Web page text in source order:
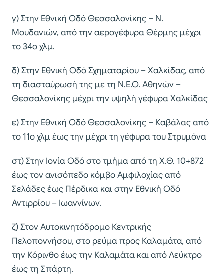
γ) Στην Εθνική Οδό Θεσσαλονίκης – Ν.
Μουδανιών, από την αερογέφυρα Θέρμης μέχρι
το 34ο χλμ.
δ) Στην Εθνική Οδό Σχηματαρίου – Χαλκίδας, από
τη διασταύρωσή της με τη Ν.Ε.Ο. Αθηνών –
Θεσσαλονίκης μέχρι την υψηλή γέφυρα Χαλκίδας
ε) Στην Εθνική Οδό Θεσσαλονίκης – Καβάλας από
το 11ο χλμ έως την μέχρι τη γέφυρα του Στρυμόνα
στ) Στην Ιονία Οδό στο τμήμα από τη Χ.Θ. 10+872
έως τον ανισόπεδο κόμβο Αμφιλοχίας από
Σελάδες έως Πέρδικα και στην Εθνική Οδό
Αντιρρίου – Ιωαννίνων.
ζ) Στον Αυτοκινητόδρομο Κεντρικής
Πελοποννήσου, στο ρεύμα προς Καλαμάτα, από
την Κόρινθο έως την Καλαμάτα και από Λεύκτρο
έως τη Σπάρτη.